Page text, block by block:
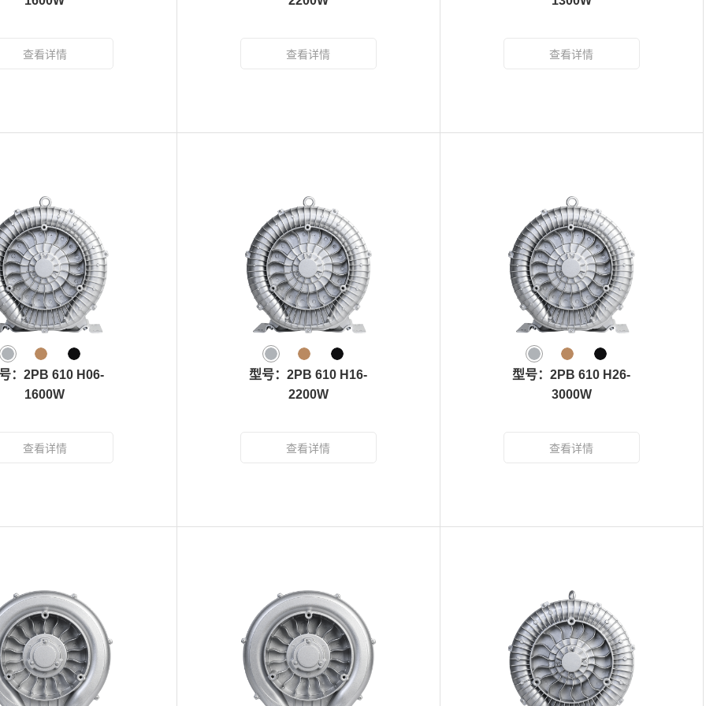
：2PB 610 H06-
1600W
型号：2PB 610 H16-
2200W
型号：2PB 610 H26-
3000W